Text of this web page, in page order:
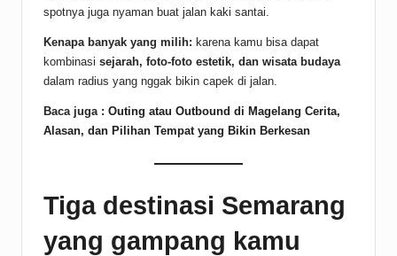
spotnya juga nyaman buat jalan kaki santai.
Kenapa banyak yang milih: karena kamu bisa dapat
kombinasi sejarah, foto-foto estetik, dan wisata budaya
dalam radius yang nggak bikin capek di jalan.
Baca juga : Outing atau Outbound di Magelang Cerita,
Alasan, dan Pilihan Tempat yang Bikin Berkesan
Tiga destinasi Semarang
yang gampang kamu